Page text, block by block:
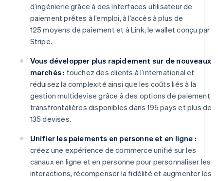
d’ingénierie grâce à des interfaces utilisateur de
paiement prêtes à l’emploi, à l’accès à plus de
125 moyens de paiement et à Link, le wallet conçu par
Stripe.
Vous développer plus rapidement sur de nouveaux
marchés : touchez des clients à l’international et
réduisez la complexité ainsi que les coûts liés à la
gestion multidevise grâce à des options de paiement
transfrontalières disponibles dans 195 pays et plus de
135 devises.
Unifier les paiements en personne et en ligne :
créez une expérience de commerce unifié sur les
canaux en ligne et en personne pour personnaliser les
interactions, récompenser la fidélité et augmenter les